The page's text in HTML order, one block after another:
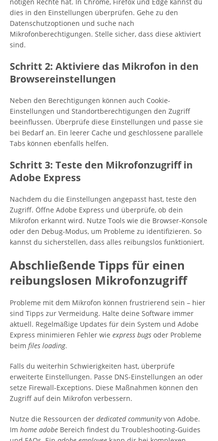
dies in den Einstellungen überprüfen. Gehe zu den
Datenschutzoptionen und suche nach
Mikrofonberechtigungen. Stelle sicher, dass diese aktiviert
sind.
Schritt 2: Aktiviere das Mikrofon in den
Browsereinstellungen
Neben den Berechtigungen können auch Cookie-
Einstellungen und Standortberechtigungen den Zugriff
beeinflussen. Überprüfe diese Einstellungen und passe sie
bei Bedarf an. Ein leerer Cache und geschlossene parallele
Tabs können ebenfalls helfen.
Schritt 3: Teste den Mikrofonzugriff in
Adobe Express
Nachdem du die Einstellungen angepasst hast, teste den
Zugriff. Öffne Adobe Express und überprüfe, ob dein
Mikrofon erkannt wird. Nutze Tools wie die Browser-Konsole
oder den Debug-Modus, um Probleme zu identifizieren. So
kannst du sicherstellen, dass alles reibungslos funktioniert.
Abschließende Tipps für einen
reibungslosen Mikrofonzugriff
Probleme mit dem Mikrofon können frustrierend sein – hier
sind Tipps zur Vermeidung. Halte deine Software immer
aktuell. Regelmäßige Updates für dein System und Adobe
Express minimieren Fehler wie express bugs oder Probleme
beim files loading.
Falls du weiterhin Schwierigkeiten hast, überprüfe
erweiterte Einstellungen. Passe DNS-Einstellungen an oder
setze Firewall-Exceptions. Diese Maßnahmen können den
Zugriff auf dein Mikrofon verbessern.
Nutze die Ressourcen der dedicated communityvon Adobe.
Im home adobe Bereich findest du Troubleshooting-Guides